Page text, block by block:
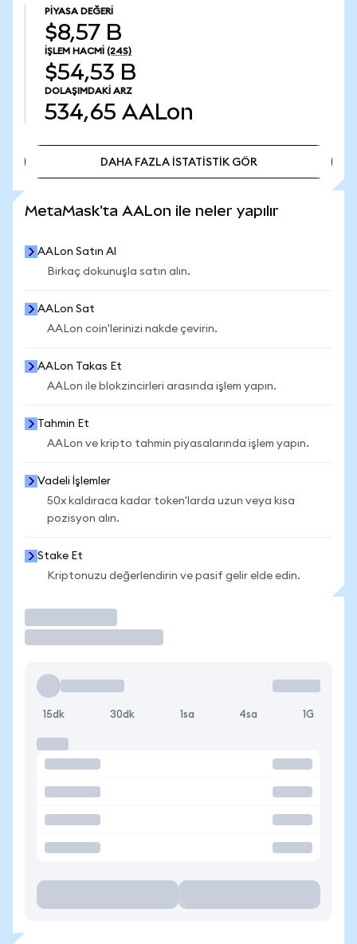
PIYASA DEĞERI
$8,57 B
İŞLEM HACMI (24S)
$54,53 B
DOLAŞIMDAKI ARZ
534,65 AALon
DAHA FAZLA İSTATİSTİK GÖR
MetaMask'ta AALon ile neler yapılır
AALon Satın Al
Birkaç dokunuşla satın alın.
AALon Sat
AALon coin'lerinizi nakde çevirin.
AALon Takas Et
AALon ile blokzincirleri arasında işlem yapın.
Tahmin Et
AALon ve kripto tahmin piyasalarında işlem yapın.
Vadeli İşlemler
50x kaldıraca kadar token'larda uzun veya kısa
pozisyon alın.
Stake Et
Kriptonuzu değerlendirin ve pasif gelir elde edin.
15dk 30dk 1sa 4sa 1G